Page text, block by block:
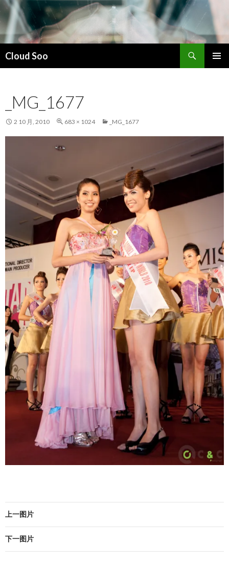
Cloud Soo
索
_MG_1677
2 10 月, 2010 683 × 1024 _MG_1677
上一图片
下一图片